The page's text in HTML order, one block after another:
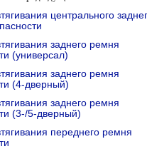
центрального
заднего ремня
(универсал)
заднего ремня
(4-дверный)
заднего ремня
(3-/5-дверный)
переднего ремня